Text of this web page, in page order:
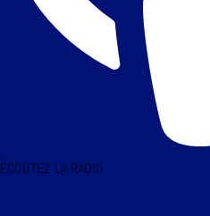
ÉCOUTEZ LA RADIO